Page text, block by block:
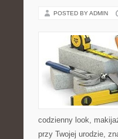
POSTED BY ADMIN
codzienny look,
przy Twojej urodzie,